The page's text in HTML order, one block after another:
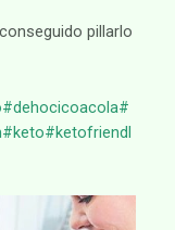
pillarlo
#dehocicoacola#
#keto#ketofriendl